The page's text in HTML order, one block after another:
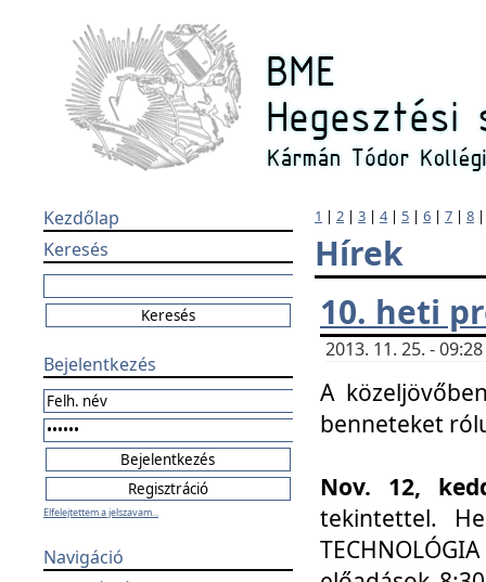
Kezdőlap
Keresés
Bejelentkezés
Elfelejtettem a jelszavam...
Navigáció
1 | 2 | 3 | 4| 5 | 6 | 7 | 8
Hírek
10. heti
2013. 11. 25. -
A
benneteket
Nov. 12,
tekintettel.